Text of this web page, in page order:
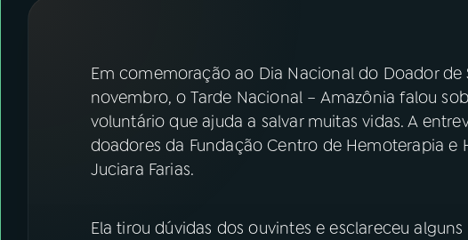
ACOMPANHE A RÁDIO NACIONAL
YouTube Facebook
Instagram
Em comemoração ao Dia Nacional do Doador
novembro, o Tarde Nacional – Amazônia falou
voluntário que ajuda a salvar muitas vidas. A
doadores da Fundação Centro de Hemoterapia e
Juciara Farias.
Ela tirou dúvidas dos ouvintes e esclareceu